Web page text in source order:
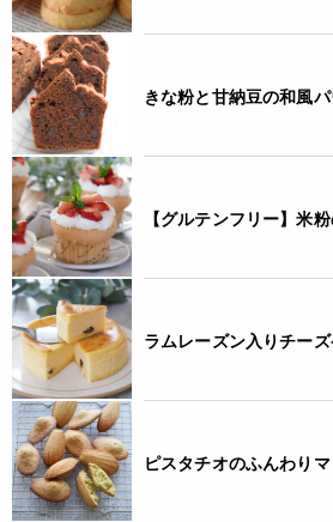
きな粉と甘納豆の和風
【グルテンフリー】米
ラムレーズン入りチー
ピスタチオのふんわり